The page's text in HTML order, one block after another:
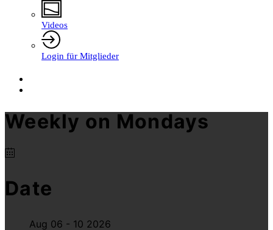
Videos
Login für Mitglieder
Weekly on Mondays
Date
Aug 06 - 10 2026